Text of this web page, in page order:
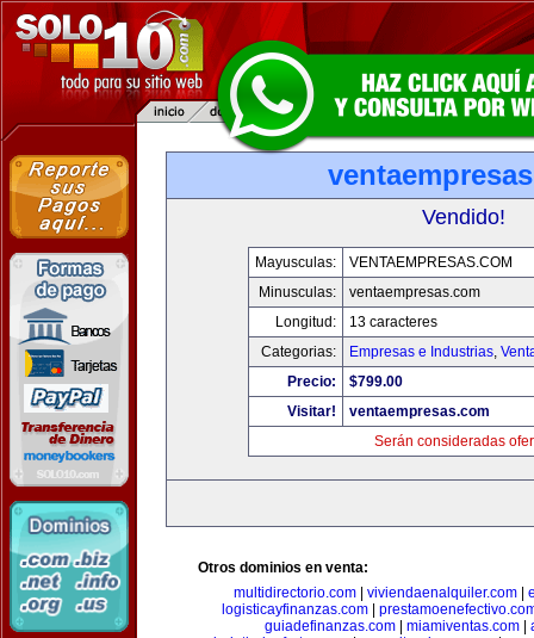
Vendido!
Mayusculas:
VENTAEMPRESAS.COM
Minusculas:
ventaempresas.com
Longitud:
13 caracteres
Categorias:
Empresas e Industrias,
Precio:
$799.00
Visitar!
ventaempresas.com
Serán consideradas
Otros dominios en venta:
multidirectorio.com| viviendaenalquiler.com|
logisticayfinanzas.com|
guiadefinanzas.com
miamiventas.com